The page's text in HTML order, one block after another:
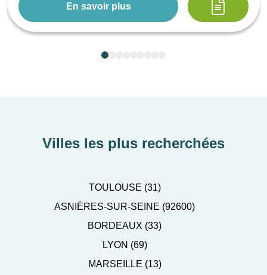
En savoir plus
Villes les plus recherchées
TOULOUSE (31)
ASNIÈRES-SUR-SEINE (92600)
BORDEAUX (33)
LYON (69)
MARSEILLE (13)